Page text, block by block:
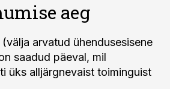
aeg
arvatud ühendusesisene
saadud päeval, mil
üks alljärgnevaist toiminguist